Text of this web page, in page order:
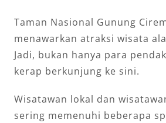
Taman Nasional Gunung
menawarkan atraksi wisata
Jadi, bukan hanya para
kerap berkunjung ke sini.
Wisatawan lokal dan
sering memenuhi beberapa